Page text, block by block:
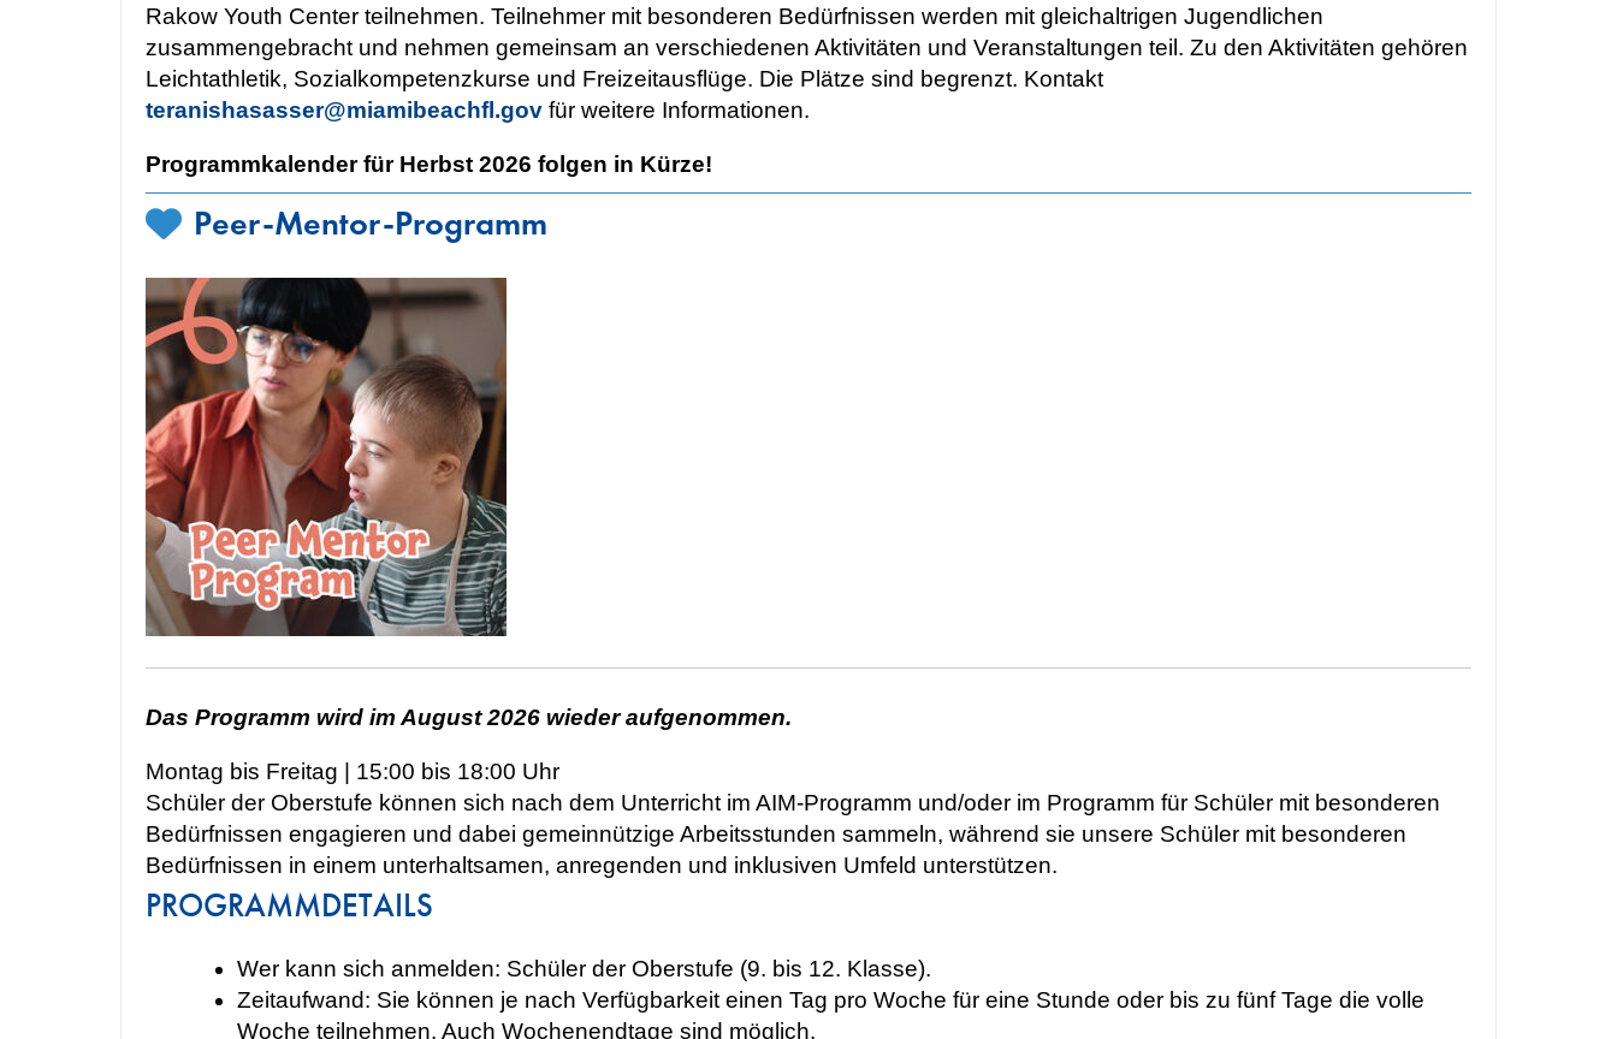
Rakow Youth Center teilnehmen. Teilnehmer mit besonderen Bedürfnissen werden mit gleichaltrigen Jugendlichen
zusammengebracht und nehmen gemeinsam an verschiedenen Aktivitäten und Veranstaltungen teil. Zu den Aktivitäten gehören
Leichtathletik, Sozialkompetenzkurse und Freizeitausflüge. Die Plätze sind begrenzt. Kontakt
teranishasasser@miamibeachfl.gov für weitere Informationen.
Programmkalender für Herbst 2026 folgen in Kürze!
Peer-Mentor-Programm
Das Programm wird im August 2026 wieder aufgenommen.
Montag bis Freitag | 15:00 bis 18:00 Uhr
Schüler der Oberstufe können sich nach dem Unterricht im AIM-Programm und/oder im Programm für Schüler mit besonderen
Bedürfnissen engagieren und dabei gemeinnützige Arbeitsstunden sammeln, während sie unsere Schüler mit besonderen
Bedürfnissen in einem unterhaltsamen, anregenden und inklusiven Umfeld unterstützen.
PROGRAMMDETAILS
Wer kann sich anmelden: Schüler der Oberstufe (9. bis 12. Klasse).
Zeitaufwand: Sie können je nach Verfügbarkeit einen Tag pro Woche für eine Stunde oder bis zu fünf Tage die volle
Woche teilnehmen. Auch Wochenendtage sind möglich.